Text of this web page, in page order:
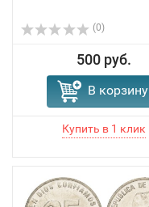
(0)
500 руб.
В корзину